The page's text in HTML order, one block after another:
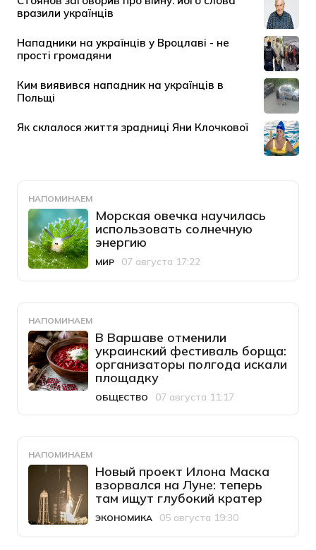
НАПОМИНАЕМ
Морская овечка научилась
использовать солнечную
энергию
Категория
МИР
Дата публикации
07 августа 17:22
НАПОМИНАЕМ
В Варшаве отменили
украинский фестиваль борща:
организаторы полгода искали
площадку
Категория
ОБЩЕСТВО
Дата публикации
07 августа 11:17
НАПОМИНАЕМ
Новый проект Илона Маска
взорвался на Луне: теперь
там ищут глубокий кратер
Категория
ЭКОНОМИКА
Дата публикации
05 августа 19:30